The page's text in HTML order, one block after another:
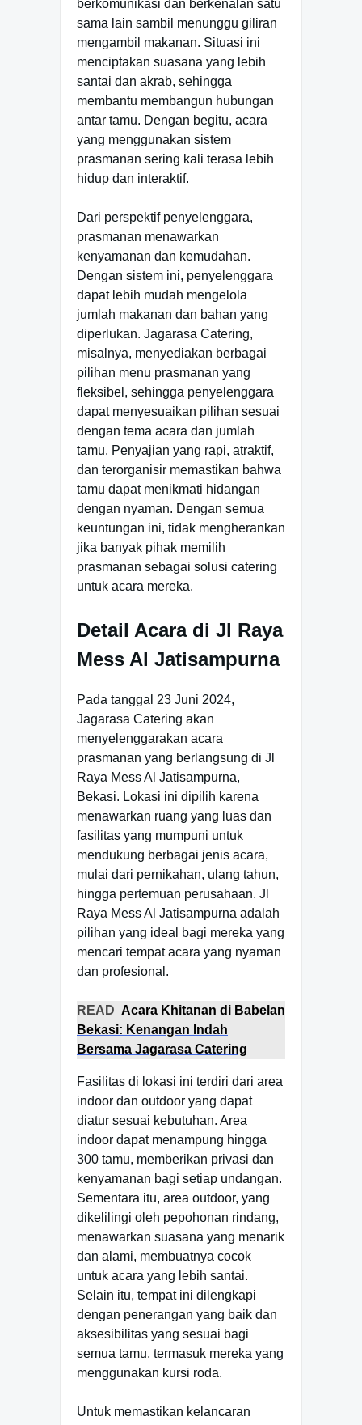
berkomunikasi dan berkenalan satu
sama lain sambil menunggu giliran
mengambil makanan. Situasi ini
menciptakan suasana yang lebih
santai dan akrab, sehingga
membantu membangun hubungan
antar tamu. Dengan begitu, acara
yang menggunakan sistem
prasmanan sering kali terasa lebih
hidup dan interaktif.
Dari perspektif penyelenggara,
prasmanan menawarkan
kenyamanan dan kemudahan.
Dengan sistem ini, penyelenggara
dapat lebih mudah mengelola
jumlah makanan dan bahan yang
diperlukan. Jagarasa Catering,
misalnya, menyediakan berbagai
pilihan menu prasmanan yang
fleksibel, sehingga penyelenggara
dapat menyesuaikan pilihan sesuai
dengan tema acara dan jumlah
tamu. Penyajian yang rapi, atraktif,
dan terorganisir memastikan bahwa
tamu dapat menikmati hidangan
dengan nyaman. Dengan semua
keuntungan ini, tidak mengherankan
jika banyak pihak memilih
prasmanan sebagai solusi catering
untuk acara mereka.
Detail Acara di Jl Raya
Mess Al Jatisampurna
Pada tanggal 23 Juni 2024,
Jagarasa Catering akan
menyelenggarakan acara
prasmanan yang berlangsung di Jl
Raya Mess Al Jatisampurna,
Bekasi. Lokasi ini dipilih karena
menawarkan ruang yang luas dan
fasilitas yang mumpuni untuk
mendukung berbagai jenis acara,
mulai dari pernikahan, ulang tahun,
hingga pertemuan perusahaan. Jl
Raya Mess Al Jatisampurna adalah
pilihan yang ideal bagi mereka yang
mencari tempat acara yang nyaman
dan profesional.
READ Acara Khitanan di Babelan
Bekasi: Kenangan Indah
Bersama Jagarasa Catering
Fasilitas di lokasi ini terdiri dari area
indoor dan outdoor yang dapat
diatur sesuai kebutuhan. Area
indoor dapat menampung hingga
300 tamu, memberikan privasi dan
kenyamanan bagi setiap undangan.
Sementara itu, area outdoor, yang
dikelilingi oleh pepohonan rindang,
menawarkan suasana yang menarik
dan alami, membuatnya cocok
untuk acara yang lebih santai.
Selain itu, tempat ini dilengkapi
dengan penerangan yang baik dan
aksesibilitas yang sesuai bagi
semua tamu, termasuk mereka yang
menggunakan kursi roda.
Untuk memastikan kelancaran